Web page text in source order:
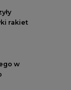
rakiet
w